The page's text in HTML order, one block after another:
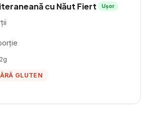
cu Năut Fiert Ușor
g
GLUTEN